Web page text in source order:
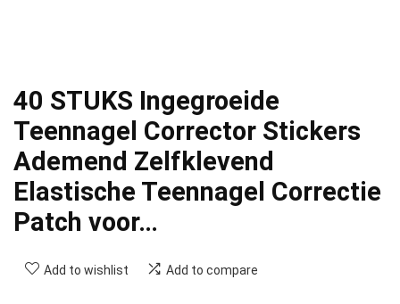
40 STUKS Ingegroeide
Teennagel Corrector Stickers
Ademend Zelfklevend
Elastische Teennagel Correctie
Patch voor…
Add to wishlist Add to compare